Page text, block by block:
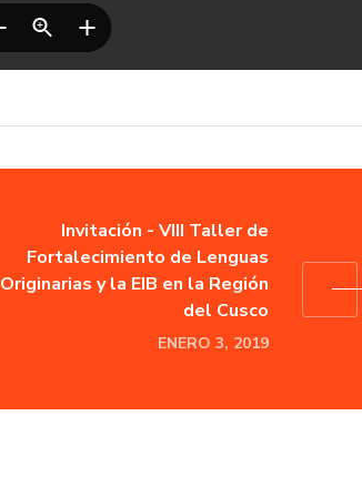
Invitación - VIII Taller de
Fortalecimiento de Lenguas
Originarias y la EIB en la Región
del Cusco
ENERO 3, 2019